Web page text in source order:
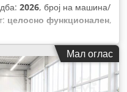
2026, број на машина/
целосно функционален,
коњски сили)
50 Hz, максимална
ширина на сечење:
2.600 мм
, вкупна
Мал оглас